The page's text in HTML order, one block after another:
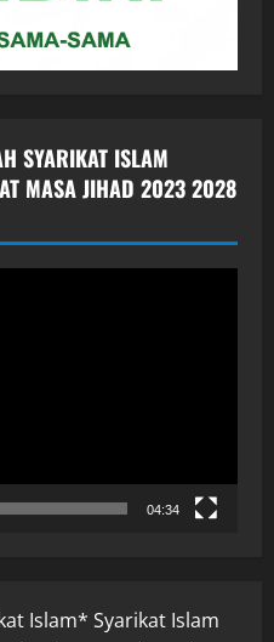
SYARIKAT ISLAM
MASA JIHAD 2023 2028
04:34
Islam* Syarikat Islam